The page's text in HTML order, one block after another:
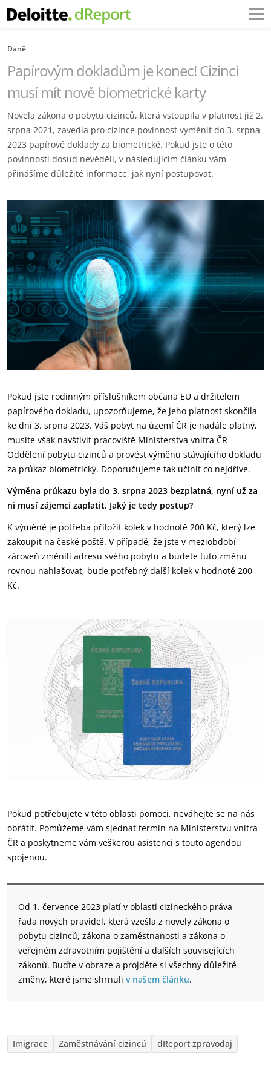
Daně
Papírovým dokladům je konec! Cizinci
musí mít nově biometrické karty
Novela zákona o pobytu cizinců, která vstoupila v platnost již 2.
srpna 2021, zavedla pro cizince povinnost vyměnit do 3. srpna
2023 papírové doklady za biometrické. Pokud jste o této
povinnosti dosud nevěděli, v následujícím článku vám
přinášíme důležité informace, jak nyní postupovat.
Pokud jste rodinným příslušníkem občana EU a držitelem
papírového dokladu, upozorňujeme, že jeho platnost skončila
ke dni 3. srpna 2023. Váš pobyt na území ČR je nadále platný,
musíte však navštívit pracoviště Ministerstva vnitra ČR –
Oddělení pobytu cizinců a provést výměnu stávajícího dokladu
za průkaz biometrický. Doporučujeme tak učinit co nejdříve.
Výměna průkazu byla do 3. srpna 2023 bezplatná, nyní už za
ni musí zájemci zaplatit. Jaký je tedy postup?
K výměně je potřeba přiložit kolek v hodnotě 200 Kč, který lze
zakoupit na české poště. V případě, že jste v meziobdobí
zároveň změnili adresu svého pobytu a budete tuto změnu
rovnou nahlašovat, bude potřebný další kolek v hodnotě 200
Kč.
Pokud potřebujete v této oblasti pomoci, neváhejte se na nás
obrátit. Pomůžeme vám sjednat termín na Ministerstvu vnitra
ČR a poskytneme vám veškerou asistenci s touto agendou
spojenou.
Od 1. července 2023 platí v oblasti cizineckého práva
řada nových pravidel, která vzešla z novely zákona o
pobytu cizinců, zákona o zaměstnanosti a zákona o
veřejném zdravotním pojištění a dalších souvisejících
zákonů. Buďte v obraze a projděte si všechny důležité
změny, které jsme shrnuli v našem článku.
Imigrace Zaměstnávání cizinců dReport zpravodaj